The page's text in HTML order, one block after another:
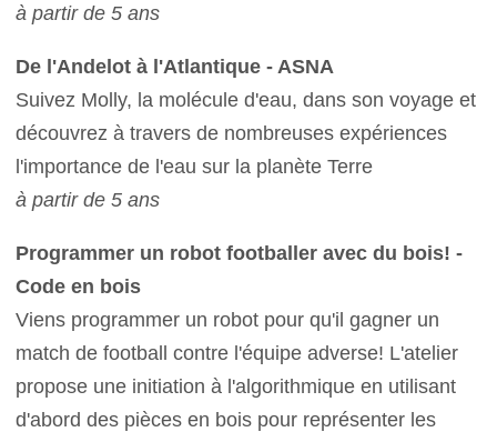
à partir de 5 ans
De l'Andelot à l'Atlantique - ASNA
Suivez Molly, la molécule d'eau, dans son voyage et
découvrez à travers de nombreuses expériences
l'importance de l'eau sur la planète Terre
àpartir de 5 ans
Programmer un robot footballer avec du bois! -
Code en bois
Viens programmer un robot pour qu'il gagner un
match de football contre l'équipe adverse! L'atelier
propose une initiation à l'algorithmique en utilisant
d'abord des pièces en bois pour représenter les